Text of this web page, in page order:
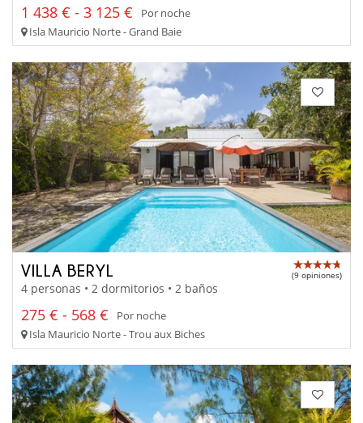
1 438 € - 3 125 €
Por noche
Isla Mauricio Norte - Grand Baie
VILLA BERYL (9 opiniones)
4 personas • 2 dormitorios • 2 baños
275 € - 568 €
Por noche
Isla Mauricio Norte - Trou aux Biches